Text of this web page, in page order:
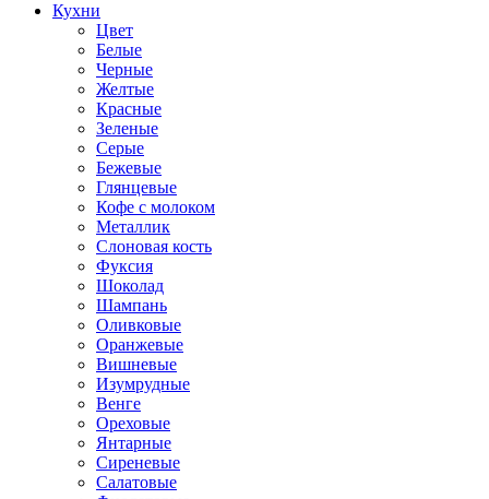
Кухни
Цвет
Белые
Черные
Желтые
Красные
Зеленые
Серые
Бежевые
Глянцевые
Кофе с молоком
Металлик
Слоновая кость
Фуксия
Шоколад
Шампань
Оливковые
Оранжевые
Вишневые
Изумрудные
Венге
Ореховые
Янтарные
Сиреневые
Салатовые